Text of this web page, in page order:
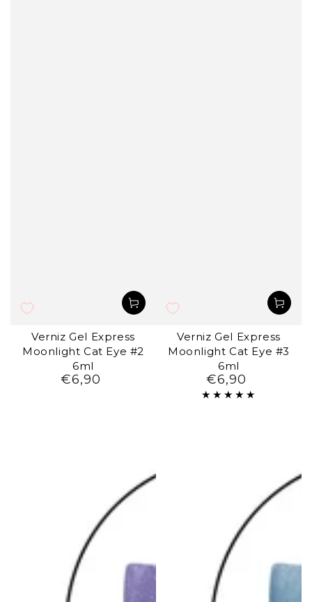
Verniz Gel Express
Moonlight Cat Eye #2
6ml
Preço
€6,90
Verniz Gel Express
Moonlight Cat Eye #3
6ml
Preço
regular
€6,90